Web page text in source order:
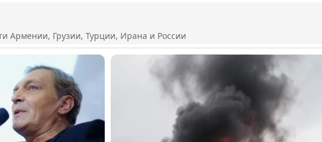
Армении, Грузии, Турции, Ирана и России